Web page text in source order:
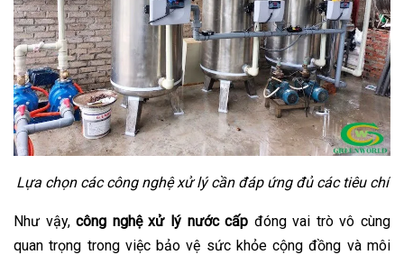
Lựa chọn các công nghệ xử lý cần đáp ứng đủ các tiêu chí
Như vậy,công nghệ xử lý nước cấp đóng vai trò vô cùng
quan trọng trong việc bảo vệ sức khỏe cộng đồng và môi